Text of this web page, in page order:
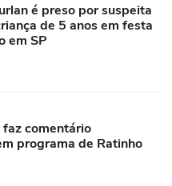
é preso por suspeita
de 5 anos em festa
em SP
comentário
programa de Ratinho